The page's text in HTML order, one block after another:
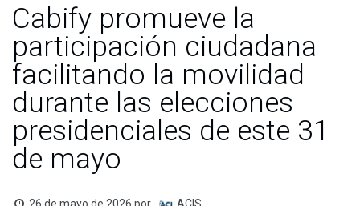
Cabify promueve la
participación ciudadana
facilitando la movilidad
durante las elecciones
presidenciales de este 31
de mayo